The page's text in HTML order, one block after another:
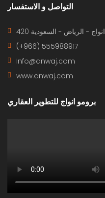
التواصل و الاستفسار
420 انواج - الرياض - السعودية
(+966) 555988917
Info@anwaj.com
www.anwaj.com
برومو انواج للتطوير العقاري